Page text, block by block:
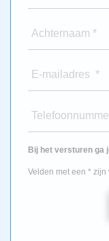
Achternaam *
E-mailadres *
Bij het versturen ga
Velden met een *